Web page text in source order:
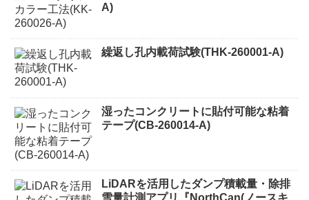
A)
繰返し孔内載荷試験(THK-260001-A)
湿ったコンクリートに貼付可能な粘着
テープ(CB-260014-A)
LiDARを活用したダンプ積載量・除排
雪量計測アプリ『NorthCan(ノースキ